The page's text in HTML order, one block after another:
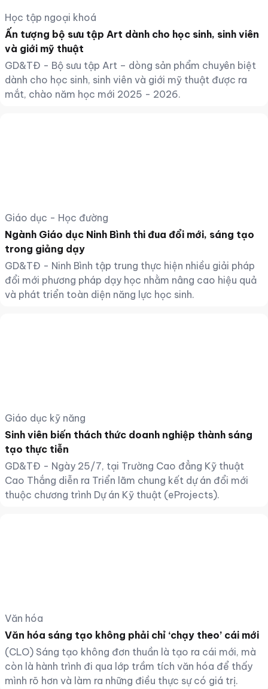
Học tập ngoại khoá
Ấn tượng bộ sưu tập Art dành cho học sinh, sinh viên
và giới mỹ thuật
GD&TĐ - Bộ sưu tập Art – dòng sản phẩm chuyên biệt
dành cho học sinh, sinh viên và giới mỹ thuật được ra
mắt, chào năm học mới 2025 - 2026.
Giáo dục - Học đường
Ngành Giáo dục Ninh Bình thi đua đổi mới, sáng tạo
trong giảng dạy
GD&TĐ - Ninh Bình tập trung thực hiện nhiều giải pháp
đổi mới phương pháp dạy học nhằm nâng cao hiệu quả
và phát triển toàn diện năng lực học sinh.
Giáo dục kỹ năng
Sinh viên biến thách thức doanh nghiệp thành sáng
tạo thực tiễn
GD&TĐ - Ngày 25/7, tại Trường Cao đẳng Kỹ thuật
Cao Thắng diễn ra Triển lãm chung kết dự án đổi mới
thuộc chương trình Dự án Kỹ thuật (eProjects).
Văn hóa
Văn hóa sáng tạo không phải chỉ ‘chạy theo’ cái mới
(CLO) Sáng tạo không đơn thuần là tạo ra cái mới, mà
còn là hành trình đi qua lớp trầm tích văn hóa để thấy
mình rõ hơn và làm ra những điều thực sự có giá trị.